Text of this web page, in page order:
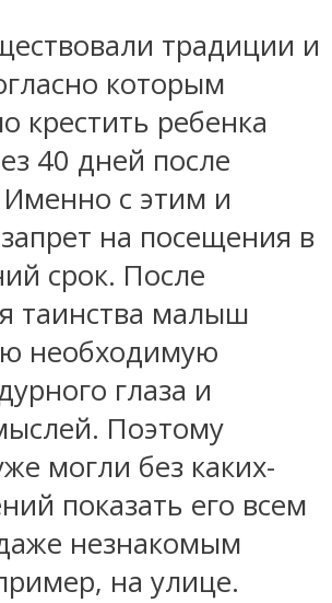
традиции и
которым
крестить ребенка
40 дней после
с этим и
на посещения в
срок. После
таинства малыш
необходимую
глаза и
Поэтому
могли без каких-
показать его всем
незнакомым
на улице.